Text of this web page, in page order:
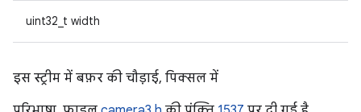
uint32_t width
इस स्ट्रीम में बफ़र की चौड़ाई, पिक्सल में